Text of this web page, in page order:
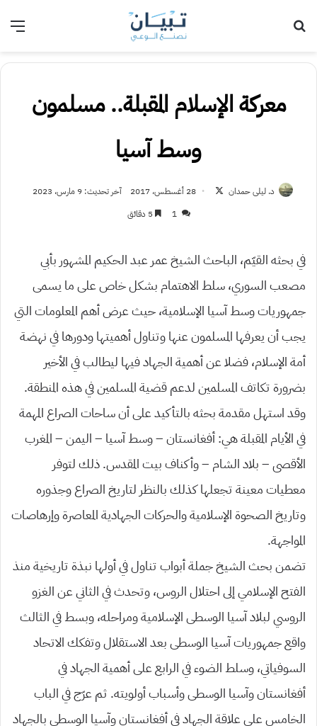
معركة الإسلام المقبلة.. مسلمون
وسط آسيا
د. ليلى حمدان 28 أغسطس، 2017
آخر تحديث: 9 مارس، 2023
1
في بحثه القيّم، الباحث الشيخ عمر عبد الحكيم المشهور بأبي
مصعب السوري، سلط الاهتمام بشكل خاص على ما يسمى
جمهوريات وسط آسيا الإسلامية، حيث عرض أهم المعلومات التي
يجب أن يعرفها المسلمون عنها وتناول أهميتها ودورها في نهضة
أمة الإسلام، فضلا عن أهمية الجهاد فيها ليطالب في الأخير
بضرورة تكاتف المسلمين لدعم قضية المسلمين في هذه المنطقة.
وقد استهل مقدمة بحثه بالتأكيد على أن ساحات الصراع المهمة
في الأيام المقبلة هي: أفغانستان – وسط آسيا – اليمن – المغرب
الأقصى – بلاد الشام – وأكناف بيت المقدس. ذلك لتوفر
معطيات معينة تجعلها كذلك بالنظر لتاريخ الصراع وجذوره
وتاريخ الصحوة الإسلامية والحركات الجهادية المعاصرة وإرهاصات
المواجهة.
تضمن بحث الشيخ جملة أبواب تناول في أولها نبذة تاريخية منذ
الفتح الإسلامي إلى احتلال الروس، وتحدث في الثاني عن الغزو
الروسي لبلاد آسيا الوسطى الإسلامية ومراحله، وبسط في الثالث
واقع جمهوريات آسيا الوسطى بعد الاستقلال وتفكك الاتحاد
السوفياتي، وسلط الضوء في الرابع على أهمية الجهاد في
أفغانستان وآسيا الوسطى وأسباب أولويته. ثم عرّج في الباب
الخامس على علاقة الجهاد في أفغانستان وآسيا الوسطى بالجهاد